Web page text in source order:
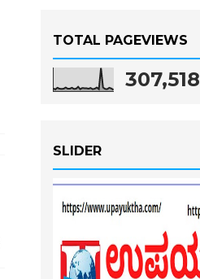
TOTAL PAGEVIEWS
307,518
SLIDER